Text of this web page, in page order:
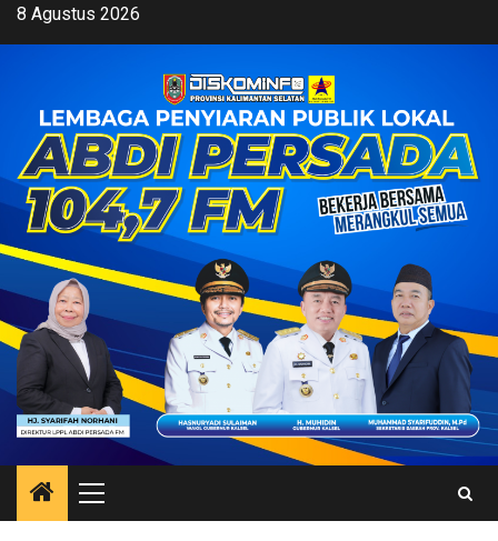
Skip8 Agustus 2026
Primary
Menu